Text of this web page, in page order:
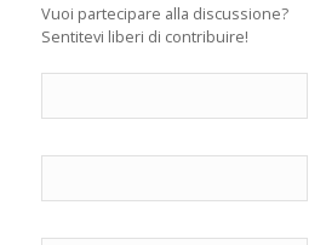
Vuoi partecipare alla discussione?
Sentitevi liberi di contribuire!